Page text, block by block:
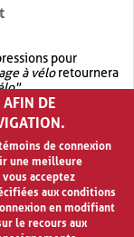
pour
à véloretournera
.
OR.garage OR vélo
à vélo
DE
de connexion
une meilleure
acceptez
aux conditions
en modifiant
le recours aux